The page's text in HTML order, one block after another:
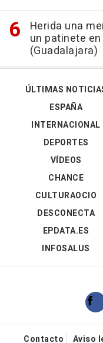
Herida una
un patinete
(Guadalajara)
ÚLTIMAS
ESPAÑA
INTERNACIONAL
DEPORTES
VÍDEOS
CHANCE
CULTURAOCIO
DESCONECTA
EPDATA.ES
INFOSALUS
Contacto Aviso